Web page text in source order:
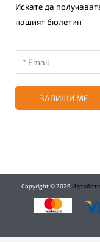
Искате да
нашият бюлетин
ЗАПИШИ МЕ
Copyright ©2026